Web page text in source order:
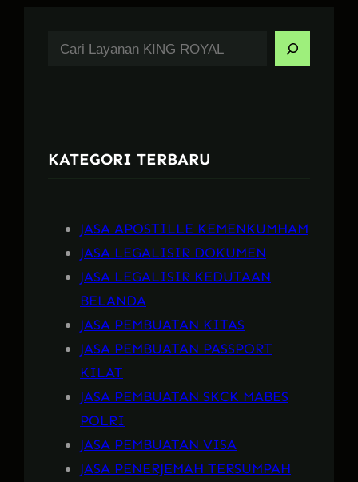
h
KATEGORI TERBARU
JASA APOSTILLE KEMENKUMHAM
JASA LEGALISIR DOKUMEN
JASA LEGALISIR KEDUTAAN
BELANDA
JASA PEMBUATAN KITAS
JASA PEMBUATAN PASSPORT
KILAT
JASA PEMBUATAN SKCK MABES
POLRI
JASA PEMBUATAN VISA
JASA PENERJEMAH TERSUMPAH